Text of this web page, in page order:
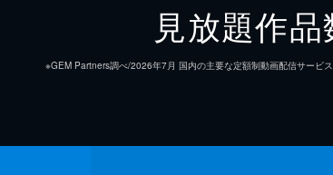
見放題作品
※GEM Partners調べ/2026年7⽉ 国内の主要な定額制動画配信サービ